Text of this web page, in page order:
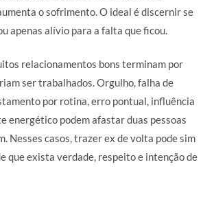
o sofrimento. O ideal é discernir se
apenas alívio para a falta que ficou.
relacionamentos bons terminam por
ser trabalhados. Orgulho, falha de
por rotina, erro pontual, influência
energético podem afastar duas pessoas
Nesses casos, trazer ex de volta pode sim
que exista verdade, respeito e intenção de